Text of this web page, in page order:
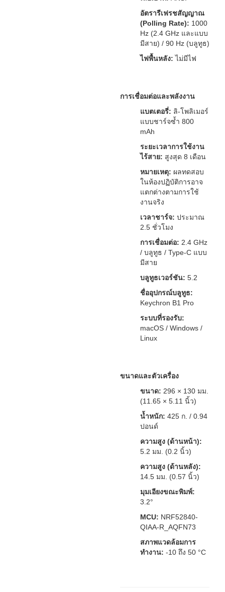
อัตรารีเฟรชสัญญาณ
(Polling Rate): 1000
Hz (2.4 GHz และแบบ
มีสาย) / 90 Hz (บลูทูธ)
ไฟพื้นหลัง: ไม่มีไฟ
การเชื่อมต่อและพลังงาน
แบตเตอรี่: ลิ-โพลิเมอร์
แบบชาร์จซ้ำ 800
mAh
ระยะเวลาการใช้งาน
ไร้สาย: สูงสุด 8 เดือน
หมายเหตุ: ผลทดสอบ
ในห้องปฏิบัติการอาจ
แตกต่างตามการใช้
งานจริง
เวลาชาร์จ: ประมาณ
2.5 ชั่วโมง
การเชื่อมต่อ: 2.4 GHz
/ บลูทูธ / Type-C แบบ
มีสาย
บลูทูธเวอร์ชัน: 5.2
ชื่ออุปกรณ์บลูทูธ:
Keychron B1 Pro
ระบบที่รองรับ:
macOS / Windows /
Linux
ขนาดและตัวเครื่อง
ขนาด: 296 × 130 มม.
(11.65 × 5.11 นิ้ว)
น้ำหนัก: 425 ก. / 0.94
ปอนด์
ความสูง (ด้านหน้า):
5.2 มม. (0.2 นิ้ว)
ความสูง (ด้านหลัง):
14.5 มม. (0.57 นิ้ว)
มุมเอียงขณะพิมพ์:
3.2°
MCU: NRF52840-
QIAA-R_AQFN73
สภาพแวดล้อมการ
ทำงาน: -10 ถึง 50 °C